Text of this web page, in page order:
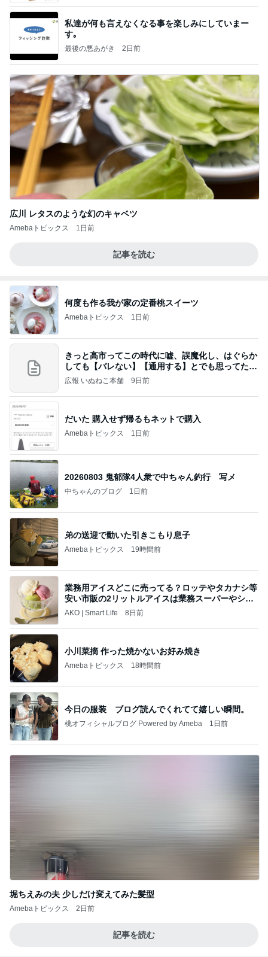
私達が何も言えなくなる事を楽しみにしていまー
す｡
最後の悪あがき 2日前
広川 レタスのような幻のキャベツ
Amebaトピックス 1日前
記事を読む
何度も作る我が家の定番桃スイーツ
Amebaトピックス 1日前
きっと高市ってこの時代に嘘、誤魔化し、はぐらか
しても【バレない】【通用する】とでも思ってたん
だろ
広報 いぬねこ本舗 9日前
だいた 購入せず帰るもネットで購入
Amebaトピックス 1日前
20260803 鬼郁隊4人衆で中ちゃん釣行 写メ
中ちゃんのブログ 1日前
弟の送迎で動いた引きこもり息子
Amebaトピックス 19時間前
業務用アイスどこに売ってる？ロッテやタカナシ等
安い市販の2リットルアイスは業務スーパーやシャ
トレ
AKO | Smart Life 8日前
小川菜摘 作った焼かないお好み焼き
Amebaトピックス 18時間前
今日の服装 ブログ読んでくれてて嬉しい瞬間。
桃オフィシャルブログ Powered by Ameba 1日前
堀ちえみの夫 少しだけ変えてみた髪型
Amebaトピックス 2日前
記事を読む